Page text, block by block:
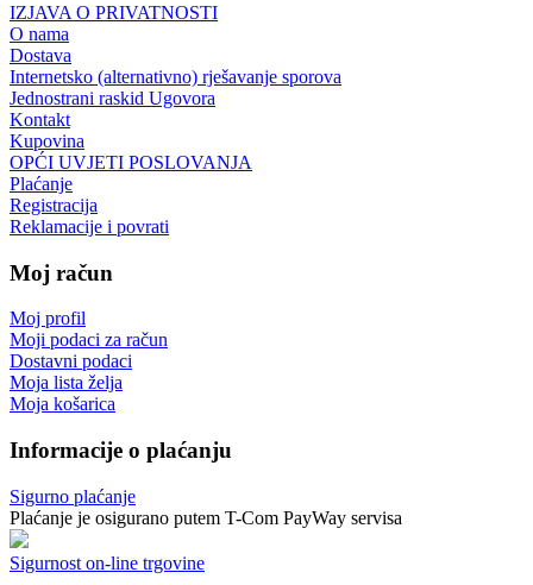
IZJAVA O PRIVATNOSTI
O nama
Dostava
Internetsko (alternativno) rješavanje sporova
Jednostrani raskid Ugovora
Kontakt
Kupovina
OPĆI UVJETI POSLOVANJA
Plaćanje
Registracija
Reklamacije i povrati
Moj račun
Moj profil
Moji podaci za račun
Dostavni podaci
Moja lista želja
Moja košarica
Informacije o plaćanju
Sigurno plaćanje
Plaćanje je osigurano putem T-Com PayWay servisa
Sigurnost on-line trgovine